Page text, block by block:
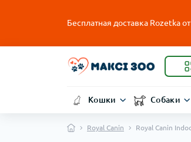
Бесплатная доставка Rozetka от
Кошки Собаки
Royal Canin Royal Canin